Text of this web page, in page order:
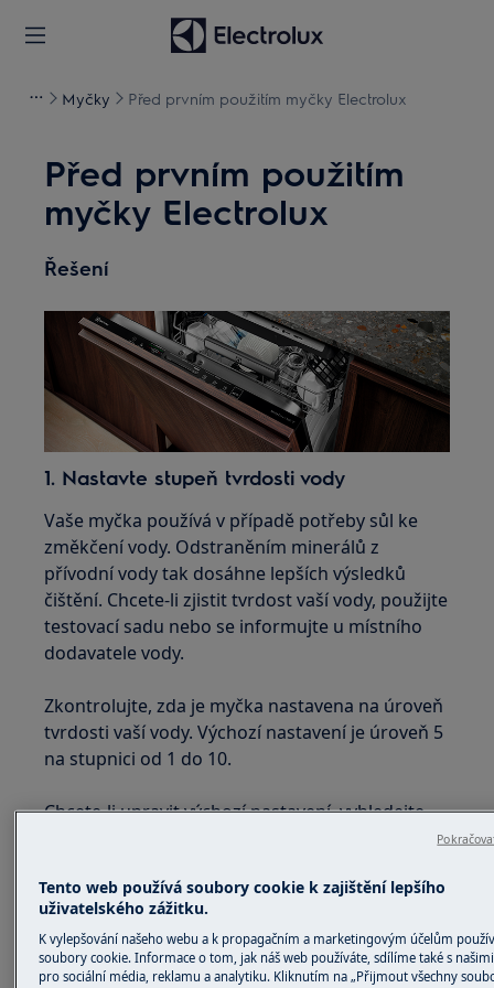
Myčky Před prvním použitím myčky Electrolux
Před prvním použitím
myčky Electrolux
Řešení
1. Nastavte stupeň tvrdosti vody
Vaše myčka používá v případě potřeby sůl ke
změkčení vody. Odstraněním minerálů z
přívodní vody tak dosáhne lepších výsledků
čištění. Chcete-li zjistit tvrdost vaší vody, použijte
testovací sadu nebo se informujte u místního
dodavatele vody.
Zkontrolujte, zda je myčka nastavena na úroveň
tvrdosti vaší vody. Výchozí nastavení je úroveň 5
na stupnici od 1 do 10.
Chcete-li upravit výchozí nastavení, vyhledejte
Německé
stupně
(°dH)
stupně (°fH)
mmol/l
stupně
Tento web používá soubory cookie k zajištění lepšího
uživatelského zážitku.
K vylepšování našeho webu a k propagačním a marketingovým účelům
soubory cookie. Informace o tom, jak náš web používáte, sdílíme také s
pro sociální média, reklamu a analytiku. Kliknutím na „Přijmout všechny